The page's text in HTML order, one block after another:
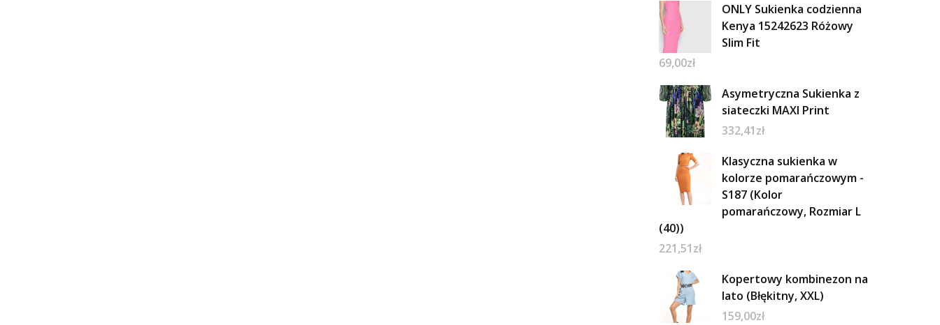
ONLY Sukienka codzienna
Kenya 15242623 Różowy
Slim Fit
69,00zł
Asymetryczna Sukienka z
siateczki MAXI Print
332,41zł
Klasyczna sukienka w
kolorze pomarańczowym -
S187 (Kolor
pomarańczowy, Rozmiar L
(40))
221,51zł
Kopertowy kombinezon na
lato (Błękitny, XXL)
159,00zł